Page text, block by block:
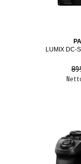
LUMIX DC-